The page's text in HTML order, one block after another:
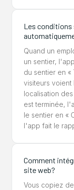
Les conditions
Quand un
un sentier,
du sentier en «
visiteurs voient
localisation
est terminée,
le sentier en «
l'app fait le
Comment
site web?
Vous copiez